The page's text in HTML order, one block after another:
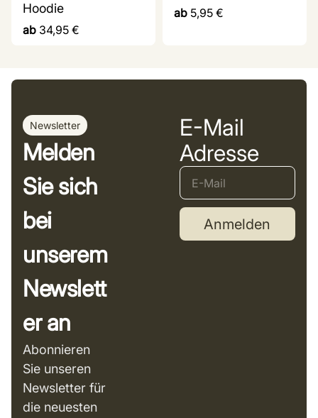
Hoodie
ab 34,95 €
ab 5,95 €
Newsletter
Melden
Sie sich
bei
unserem
Newslett
er an
Abonnieren
Sie unseren
Newsletter für
die neuesten
E-Mail
Adresse
Anmelden